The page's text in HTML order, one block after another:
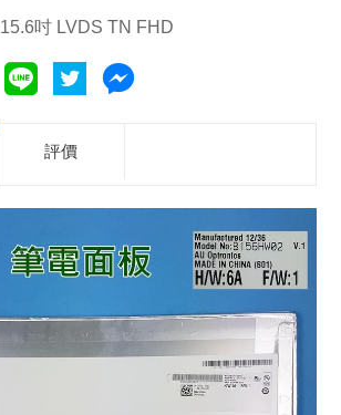
15.6吋 LVDS TN FHD
評價